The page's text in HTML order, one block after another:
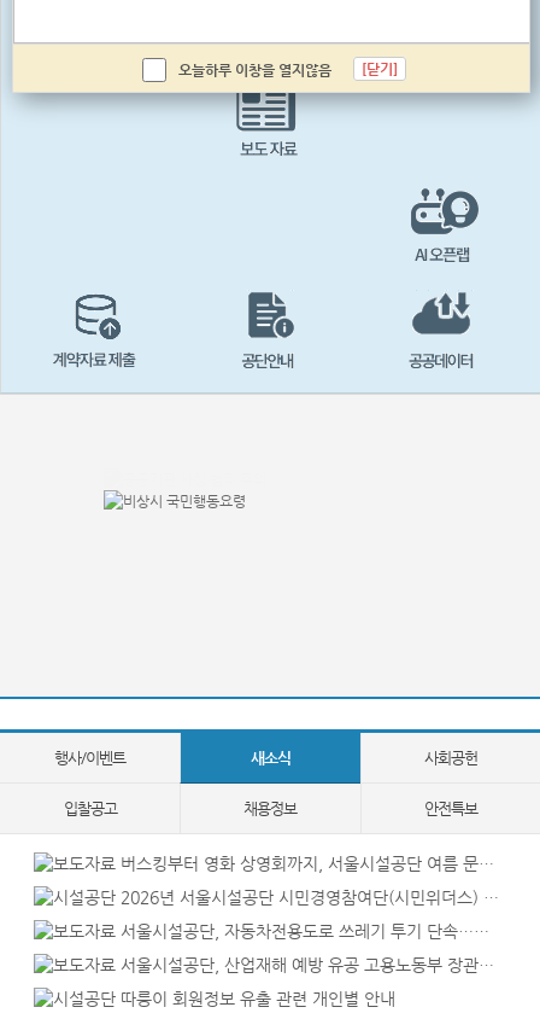
행사/이벤트 새소식 사회공헌
입찰공고 채용정보 안전특보
버스킹부터 영화 상영회까지, 서울시설공단 여름 문화 행사 풍성
2026년 서울시설공단 시민경영참여단(시민위더스) 모집 안내
서울시설공단, 자동차전용도로 쓰레기 투기 단속…카톡 제보 캠페인
서울시설공단, 산업재해 예방 유공 고용노동부 장관표창 수상
따릉이 회원정보 유출 관련 개인별 안내